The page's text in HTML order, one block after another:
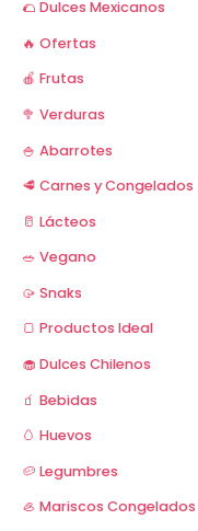
🌮 Dulces Mexicanos
🔥 Ofertas
🍎 Frutas
🥦 Verduras
🍚 Abarrotes
🥩 Carnes y Congelados
🥛 Lácteos
🥗 Vegano
🥠 Snaks
🍞 Productos Ideal
🧁 Dulces Chilenos
🧃 Bebidas
🥚 Huevos
🥔 Legumbres
🦪 Mariscos Congelados